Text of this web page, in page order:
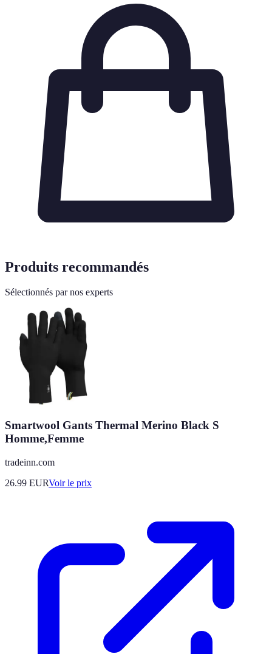
Produits recommandés
Sélectionnés par nos experts
Smartwool Gants Thermal Merino Black S
Homme,Femme
tradeinn.com
26.99 EURVoir le prix